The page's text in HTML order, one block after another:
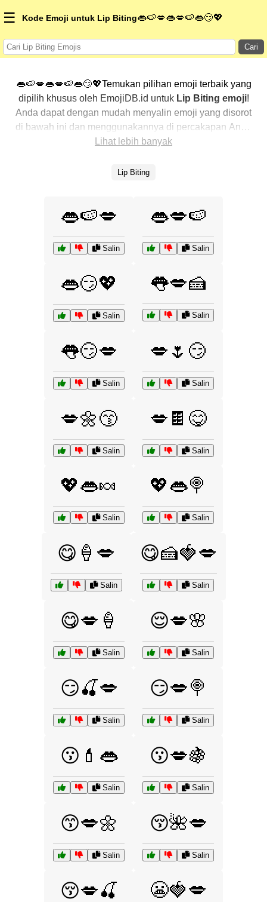
☰ Kode Emoji untuk Lip Biting👄🍉💋👄💋🍉👄😏💖
Cari
👄🍉💋👄💋🍉👄😏💖Temukan pilihan emoji terbaik yang
dipilih khusus oleh EmojiDB.id untuk Lip Biting emoji!
Anda dapat dengan mudah menyalin emoji yang disorot
di bawah ini dan menggunakannya di percakapan Anda
untuk menambahkan sentuhan pribadi. Kami telah
yang paling populer terlebih dahulu. Ingin lebih banyak
Lihat lebih banyak
Lip Biting
👄🍉💋
Salin
👄💋🍉
Salin
👄😏💖
Salin
👅💋🍰
Salin
👅😏💋
Salin
💋🌷😏
Salin
💋🌼😙
Salin
💋🍫😋
Salin
💖👄🍬
Salin
💖👄🍭
Salin
😋🍦💋
Salin
😋🍰🍓💋
Salin
😋💋🍦
Salin
😌💋🌸
Salin
😏🍒💋
Salin
😏💋🍭
Salin
😗💄👄
Salin
😗💋🍇
Salin
😙💋🌼
Salin
😚🌺💋
Salin
😚💋🍒 😬🍓💋